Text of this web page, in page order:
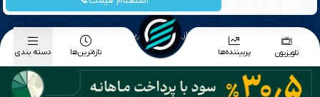
بهینه سازی و سئو؛ گروه رسانه ای دنیای اقتصاد
طراحی گرافیک و پیاده سازی؛ برآیند تجربه
تلویزیون پربیننده‌ها تازه‌ترین‌ها دسته بندی